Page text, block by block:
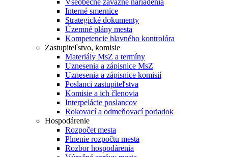
Všeobecne záväzné nariadenia
Interné smernice
Strategické dokumenty
Územné plány mesta
Kompetencie hlavného kontrolóra
Zastupiteľstvo, komisie
Materiály MsZ a termíny
Uznesenia a zápisnice MsZ
Uznesenia a zápisnice komisií
Poslanci zastupiteľstva
Komisie a ich členovia
Interpelácie poslancov
Rokovací a odmeňovací poriadok
Hospodárenie
Rozpočet mesta
Plnenie rozpočtu mesta
Rozbor hospodárenia